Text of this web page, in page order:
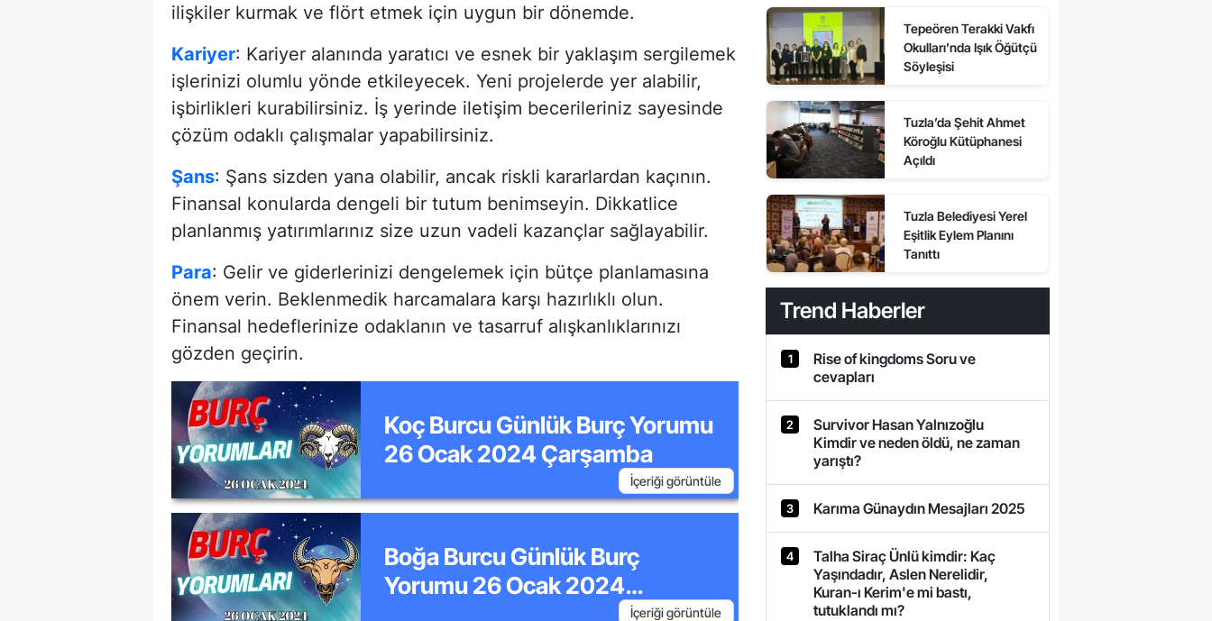
ilişkiler kurmak ve flört etmek için uygun bir dönemde.
Kariyer: Kariyer alanında yaratıcı ve esnek bir yaklaşım sergilemek
işlerinizi olumlu yönde etkileyecek. Yeni projelerde yer alabilir,
işbirlikleri kurabilirsiniz. İş yerinde iletişim becerileriniz sayesinde
çözüm odaklı çalışmalar yapabilirsiniz.
Şans: Şans sizden yana olabilir, ancak riskli kararlardan kaçının.
Finansal konularda dengeli bir tutum benimseyin. Dikkatlice
planlanmış yatırımlarınız size uzun vadeli kazançlar sağlayabilir.
Para: Gelir ve giderlerinizi dengelemek için bütçe planlamasına
önem verin. Beklenmedik harcamalara karşı hazırlıklı olun.
Finansal hedeflerinize odaklanın ve tasarruf alışkanlıklarınızı
gözden geçirin.
Koç Burcu Günlük Burç Yorumu
26 Ocak 2024 Çarşamba
İçeriği görüntüle
Boğa Burcu Günlük Burç
Yorumu 26 Ocak 2024
İçeriği görüntüle
Tepeören Terakki Vakfı
Okulları’nda Işık Öğütçü
Söyleşisi
Tuzla’da Şehit Ahmet
Köroğlu Kütüphanesi
Açıldı
Tuzla Belediyesi Yerel
Eşitlik Eylem Planını
Tanıttı
Trend Haberler
1
Rise of kingdoms Soru ve
cevapları
2
Survivor Hasan Yalnızoğlu
Kimdir ve neden öldü, ne zaman
yarıştı?
3 Karıma Günaydın Mesajları 2025
4
Talha Siraç Ünlü kimdir: Kaç
Yaşındadır, Aslen Nerelidir,
Kuran-ı Kerim'e mi bastı,
tutuklandı mı?